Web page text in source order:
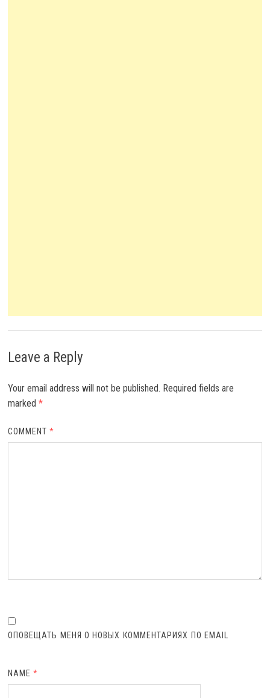
Leave a Reply
Your email address will not be published. Required fields are
marked *
COMMENT*
ОПОВЕЩАТЬ МЕНЯ О НОВЫХ КОММЕНТАРИЯХ ПО EMAIL
NAME*